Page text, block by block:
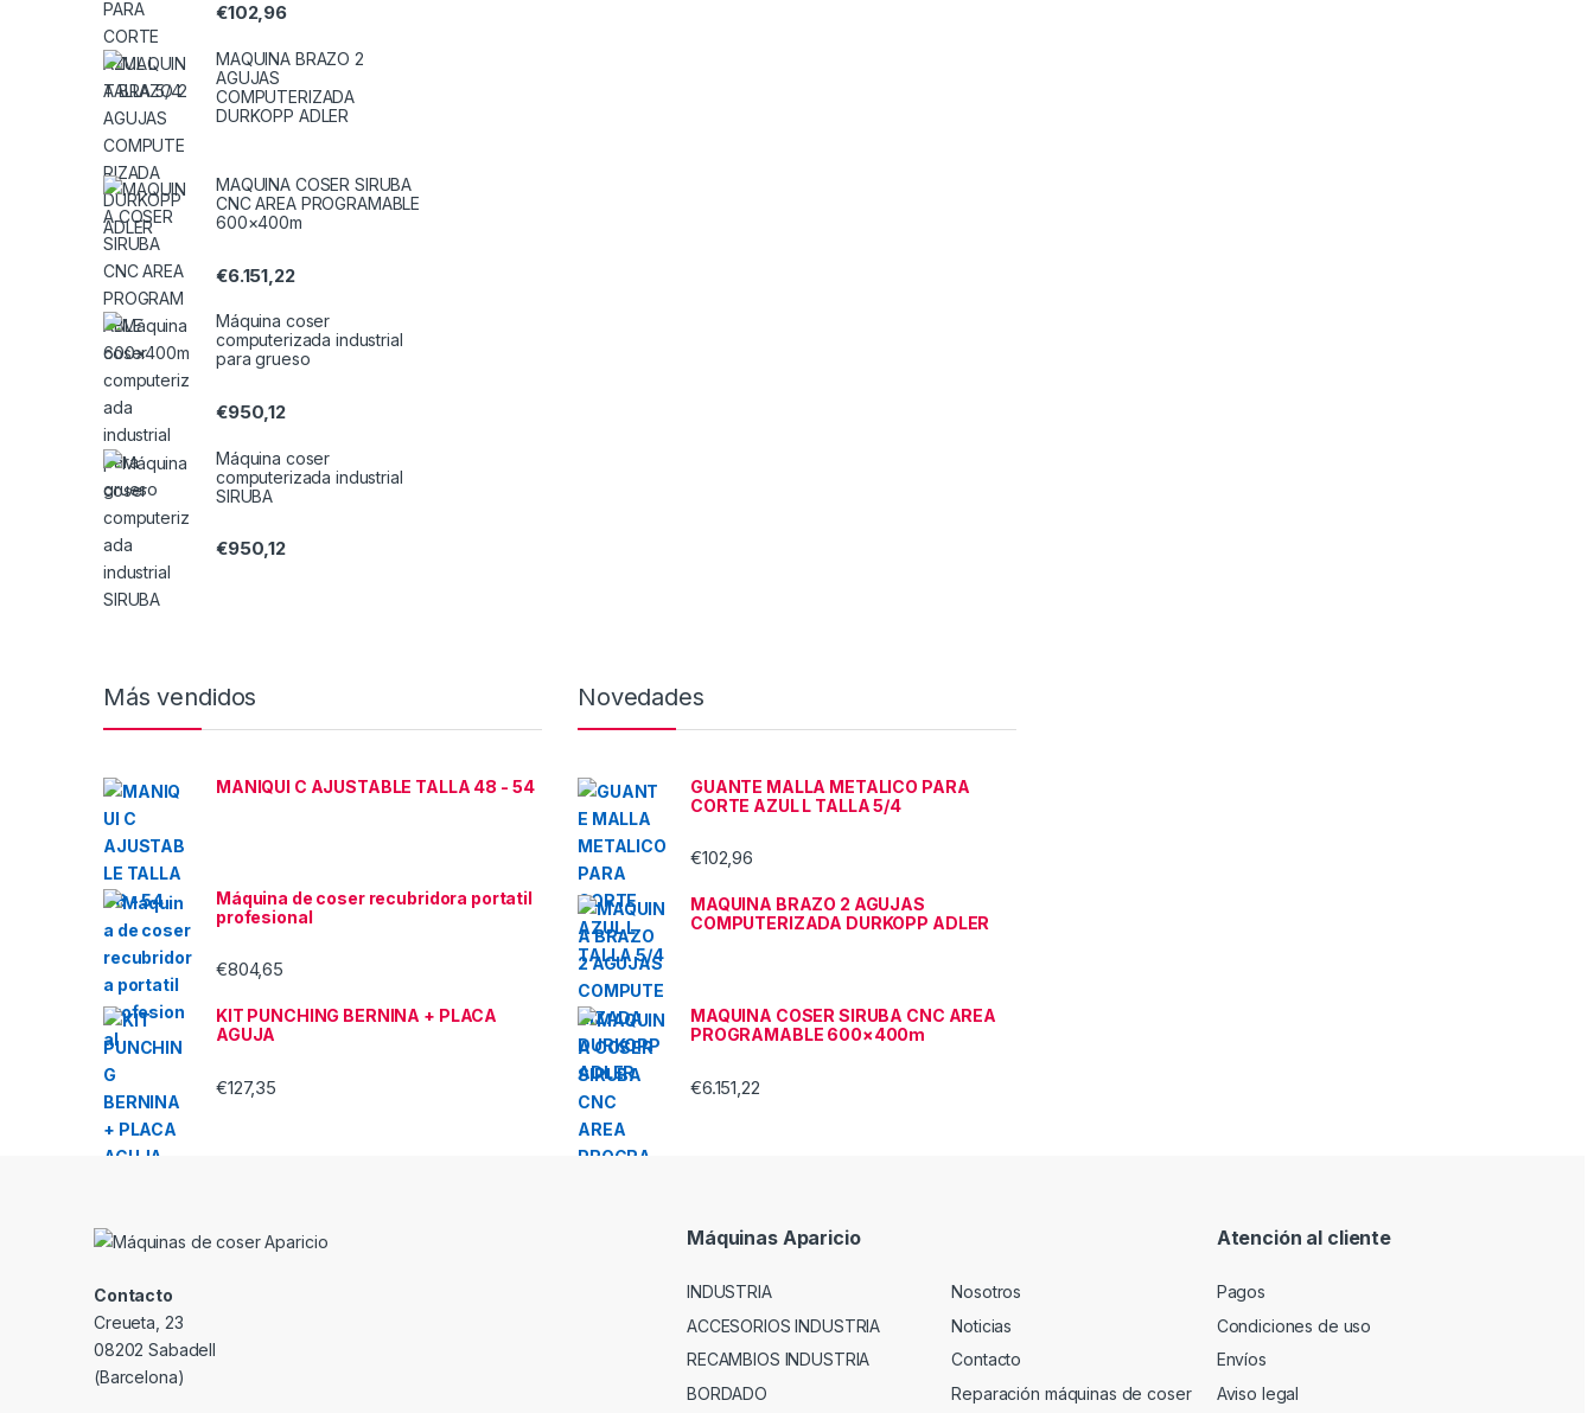
€102,96
MAQUINA BRAZO 2
AGUJAS
COMPUTERIZADA
DURKOPP ADLER
MAQUINA COSER SIRUBA
CNC AREA PROGRAMABLE
600×400m
€6.151,22
Máquina coser
computerizada industrial
para grueso
€950,12
Máquina coser
computerizada industrial
SIRUBA
€950,12
Más vendidos
MANIQUI C AJUSTABLE TALLA 48 - 54
Máquina de coser recubridora portatil
profesional
€804,65
KIT PUNCHING BERNINA + PLACA
AGUJA
€127,35
Novedades
GUANTE MALLA METALICO PARA
CORTE AZUL L TALLA 5/4
€102,96
MAQUINA BRAZO 2 AGUJAS
COMPUTERIZADA DURKOPP ADLER
MAQUINA COSER SIRUBA CNC AREA
PROGRAMABLE 600×400m
€6.151,22
Contacto
Creueta, 23
08202 Sabadell
(Barcelona)
Máquinas Aparicio
INDUSTRIA
ACCESORIOS INDUSTRIA
RECAMBIOS INDUSTRIA
BORDADO
Nosotros
Noticias
Contacto
Reparación máquinas de coser
Atención al cliente
Pagos
Condiciones de uso
Envíos
Aviso legal